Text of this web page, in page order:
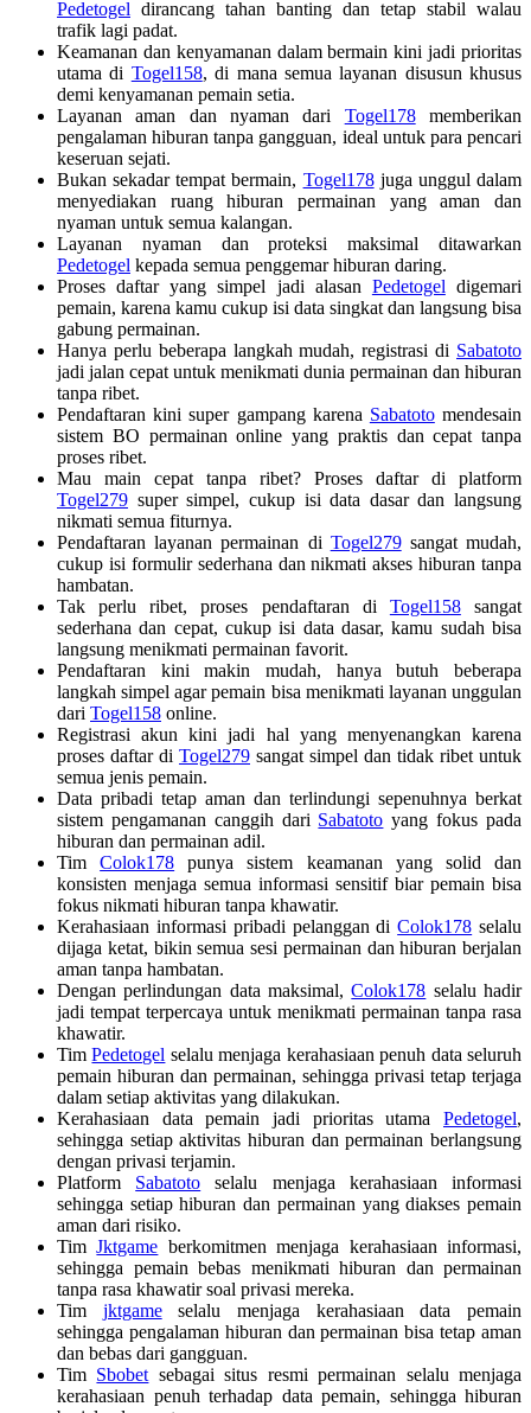
Pedetogel dirancang tahan banting dan tetap stabil walau
trafik lagi padat.
Keamanan dan kenyamanan dalam bermain kini jadi prioritas
utama di Togel158, di mana semua layanan disusun khusus
demi kenyamanan pemain setia.
Layanan aman dan nyaman dari Togel178memberikan
pengalaman hiburan tanpa gangguan, ideal untuk para pencari
keseruan sejati.
Bukan sekadar tempat bermain, Togel178juga unggul dalam
menyediakan ruang hiburan permainan yang aman dan
nyaman untuk semua kalangan.
Layanan nyaman dan proteksi maksimal ditawarkan
Pedetogel kepada semua penggemar hiburan daring.
Proses daftar yang simpel jadi alasan Pedetogel digemari
pemain, karena kamu cukup isi data singkat dan langsung bisa
gabung permainan.
Hanya perlu beberapa langkah mudah, registrasi di Sabatoto
jadi jalan cepat untuk menikmati dunia permainan dan hiburan
tanpa ribet.
Pendaftaran kini super gampang karena Sabatotomendesain
sistem BO permainan online yang praktis dan cepat tanpa
proses ribet.
Mau main cepat tanpa ribet? Proses daftar di platform
Togel279 super simpel, cukup isi data dasar dan langsung
nikmati semua fiturnya.
Pendaftaran layanan permainan di Togel279sangat mudah,
cukup isi formulir sederhana dan nikmati akses hiburan tanpa
hambatan.
Tak perlu ribet, proses pendaftaran di Togel158sangat
sederhana dan cepat, cukup isi data dasar, kamu sudah bisa
langsung menikmati permainan favorit.
Pendaftaran kini makin mudah, hanya butuh beberapa
langkah simpel agar pemain bisa menikmati layanan unggulan
dari Togel158 online.
Registrasi akun kini jadi hal yang menyenangkan karena
proses daftar di Togel279 sangat simpel dan tidak ribet untuk
semua jenis pemain.
Data pribadi tetap aman dan terlindungi sepenuhnya berkat
sistem pengamanan canggih dari Sabatoto yang fokus pada
hiburan dan permainan adil.
TimColok178 punya sistem keamanan yang solid dan
konsisten menjaga semua informasi sensitif biar pemain bisa
fokus nikmati hiburan tanpa khawatir.
Kerahasiaan informasi pribadi pelanggan diColok178 selalu
dijaga ketat, bikin semua sesi permainan dan hiburan berjalan
aman tanpa hambatan.
Dengan perlindungan data maksimal,Colok178 selalu hadir
jadi tempat terpercaya untuk menikmati permainan tanpa rasa
khawatir.
TimPedetogel selalu menjaga kerahasiaan penuh data seluruh
pemain hiburan dan permainan, sehingga privasi tetap terjaga
dalam setiap aktivitas yang dilakukan.
Kerahasiaan data pemain jadi prioritas utama Pedetogel,
sehingga setiap aktivitas hiburan dan permainan berlangsung
dengan privasi terjamin.
Platform Sabatoto selalu menjaga kerahasiaan informasi
sehingga setiap hiburan dan permainan yang diakses pemain
aman dari risiko.
TimJktgame berkomitmen menjaga kerahasiaan informasi,
sehingga pemain bebas menikmati hiburan dan permainan
tanpa rasa khawatir soal privasi mereka.
Tim jktgameselalu menjaga kerahasiaan data pemain
sehingga pengalaman hiburan dan permainan bisa tetap aman
dan bebas dari gangguan.
Tim Sbobet sebagai situs resmi permainan selalu menjaga
kerahasiaan penuh terhadap data pemain, sehingga hiburan